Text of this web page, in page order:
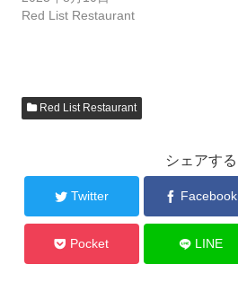
Red List Restaurant
Red List Restaurant
シェアする
Twitter Facebook
Pocket LINE